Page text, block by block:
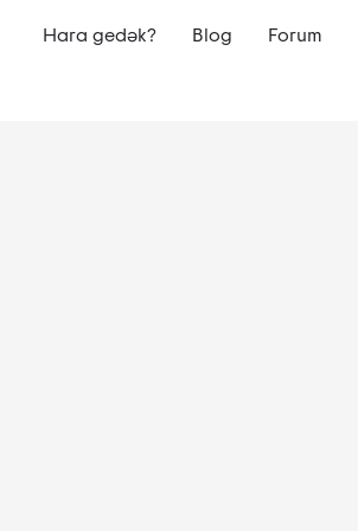
Hara gedək? Blog Forum